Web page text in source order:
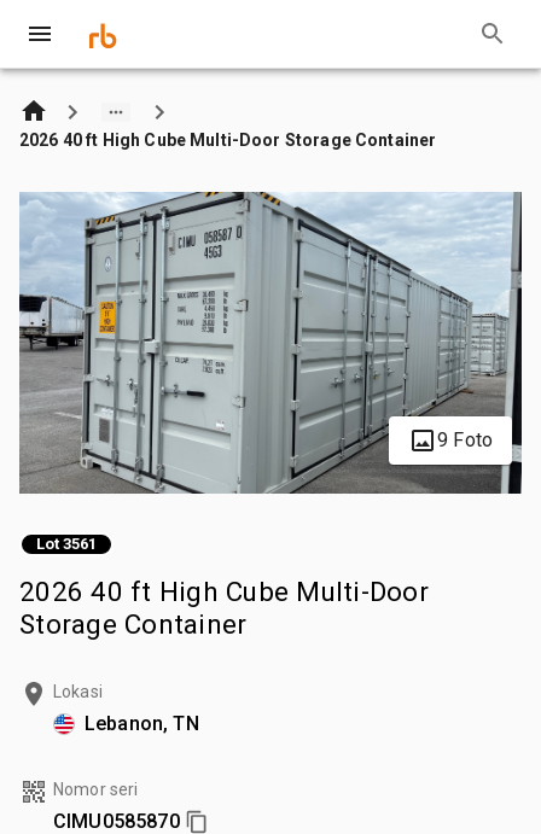
2026 40 ft High Cube Multi-Door Storage Container
9 Foto
Lot 3561
2026 40 ft High Cube Multi-Door
Storage Container
Lokasi
Lebanon, TN
Nomor seri
CIMU0585870